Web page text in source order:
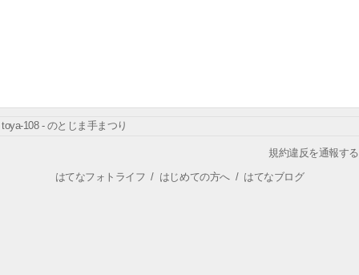
toya-108 - のとじま手まつり
規約違反を通報する
はてなフォトライフ / はじめての方へ/ はてなブログ